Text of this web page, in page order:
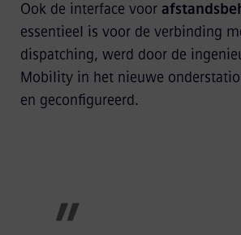
Ook de interface voor
essentieel is voor de verbinding
dispatching, werd door de
Mobility in het nieuwe
en geconfigureerd.